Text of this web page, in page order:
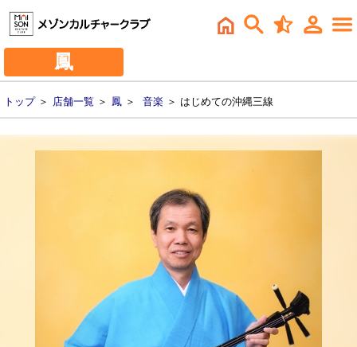
鳳
トップ＞ 店舗一覧 ＞ 鳳 ＞ 音楽 ＞ はじめての沖縄三線